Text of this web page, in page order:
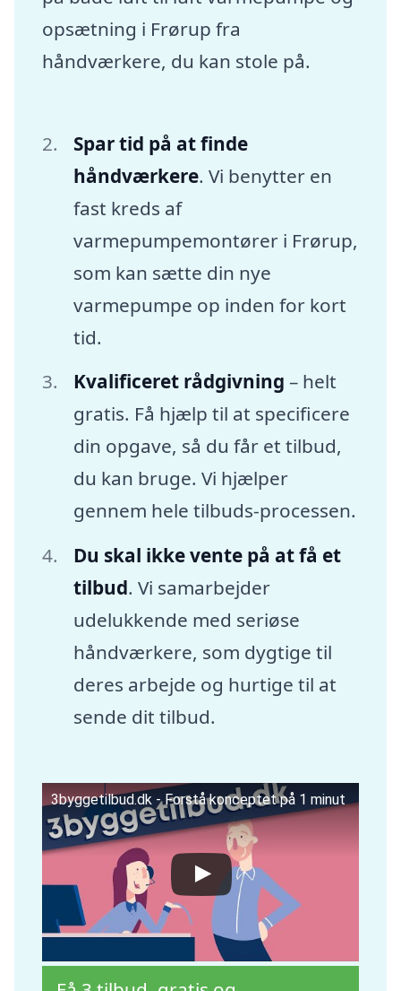
opsætning i Frørup fra
håndværkere, du kan stole på.
Spar tid på at finde
håndværkere. Vi benytter en
fast kreds af
varmepumpemontører i Frørup,
som kan sætte din nye
varmepumpe op inden for kort
tid.
Kvalificeret rådgivning – helt
gratis. Få hjælp til at specificere
din opgave, så du får et tilbud,
du kan bruge. Vi hjælper
gennem hele tilbuds-processen.
Du skal ikke vente på at få et
tilbud. Vi samarbejder
udelukkende med seriøse
håndværkere, som dygtige til
deres arbejde og hurtige til at
sende dit tilbud.
3byggetilbud.dk - Forstå konceptet på 1 minut